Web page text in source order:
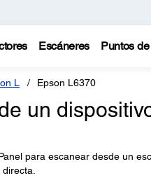
Escáneres Puntos
L Epson L6370
un
para escanear desde un